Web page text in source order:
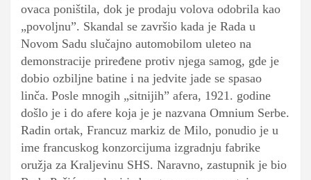
ovaca poništila, dok je prodaju volova odobrila kao
„povoljnu”. Skandal se završio kada je Rada u
Novom Sadu slučajno automobilom uleteo na
demonstracije priređene protiv njega samog, gde je
dobio ozbiljne batine i na jedvite jade se spasao
linča. Posle mnogih „sitnijih” afera, 1921. godine
došlo je i do afere koja je je nazvana Omnium Serbe.
Radin ortak, Francuz markiz de Milo, ponudio je u
ime francuskog konzorcijuma izgradnju fabrike
oružja za Kraljevinu SHS. Naravno, zastupnik je bio